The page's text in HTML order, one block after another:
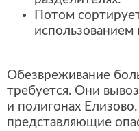
Потом
использованием
Обезвреживание
требуется. Они
и полигонах
представляющие